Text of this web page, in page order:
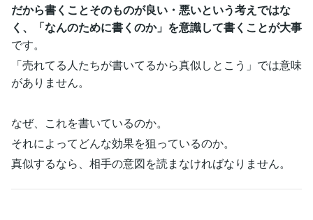
だから書くことそのものが良い・悪いという考えではな
く、「なんのために書くのか」を意識して書くことが大事
です。
「売れてる人たちが書いてるから真似しとこう」では意味
がありません。
なぜ、これを書いているのか。
それによってどんな効果を狙っているのか。
真似するなら、相手の意図を読まなければなりません。